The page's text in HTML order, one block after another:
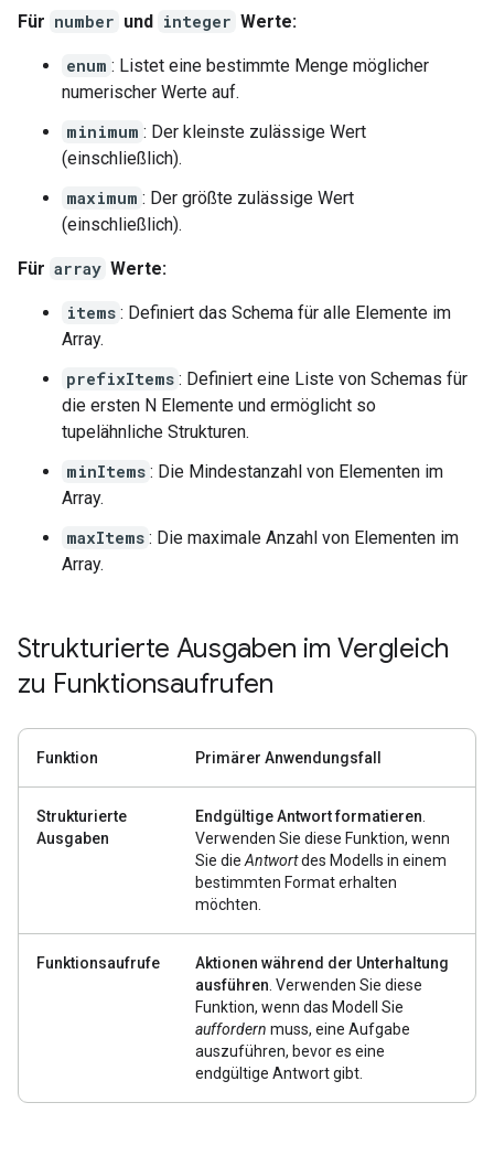
Für number und integer Werte:
enum : Listet eine bestimmte Menge möglicher
numerischer Werte auf.
minimum : Der kleinste zulässige Wert
(einschließlich).
maximum : Der größte zulässige Wert
(einschließlich).
Für array Werte:
items : Definiert das Schema für alle Elemente im
Array.
prefixItems : Definiert eine Liste von Schemas für
die ersten N Elemente und ermöglicht so
tupelähnliche Strukturen.
minItems : Die Mindestanzahl von Elementen im
Array.
maxItems : Die maximale Anzahl von Elementen im
Array.
Strukturierte Ausgaben im Vergleich
zu Funktionsaufrufen
Funktion Primärer Anwendungsfall
Strukturierte
Ausgaben
Endgültige Antwort formatieren
Verwenden Sie diese Funktion, wenn
Sie die Antwortdes Modells in einem
bestimmten Format erhalten
möchten.
Funktionsaufrufe
Aktionen während der Unterhaltung
ausführen . Verwenden Sie diese
Funktion, wenn das Modell Sie
auffordern muss, eine Aufgabe
auszuführen, bevor es eine
endgültige Antwort gibt.